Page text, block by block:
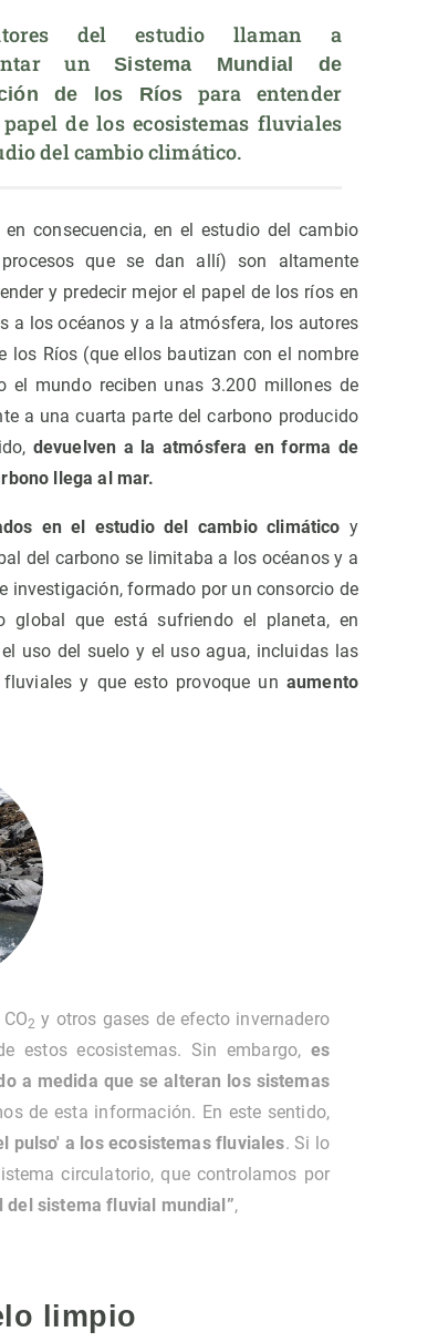
del estudio llaman a
un Sistema Mundial de
de los Ríos
para entender
de los ecosistemas fluviales
del cambio climático.
consecuencia, en el estudio del cambio
que se dan allí) son altamente
y predecir mejor el papel de los ríos en
a los océanos y a la atmósfera, los autores
los Ríos (que ellos bautizan con el nombre
el mundo reciben unas 3.200 millones de
a una cuarta parte del carbono producido
devuelven a la atmósfera en forma de
llega al mar.
en el estudio del cambio climático y
del carbono se limitaba a los océanos y a
investigación, formado por un consorcio de
global que está sufriendo el planeta, en
uso del suelo y el uso agua, incluidas las
y que esto provoque un aumento
2 y otros gases de efecto invernadero
estos ecosistemas. Sin embargo, es
a medida que se alteran los sistemas
de esta información. En este sentido,
pulso' a los ecosistemas fluviales. Si lo
circulatorio, que controlamos por
sistema fluvial mundial”,
limpio